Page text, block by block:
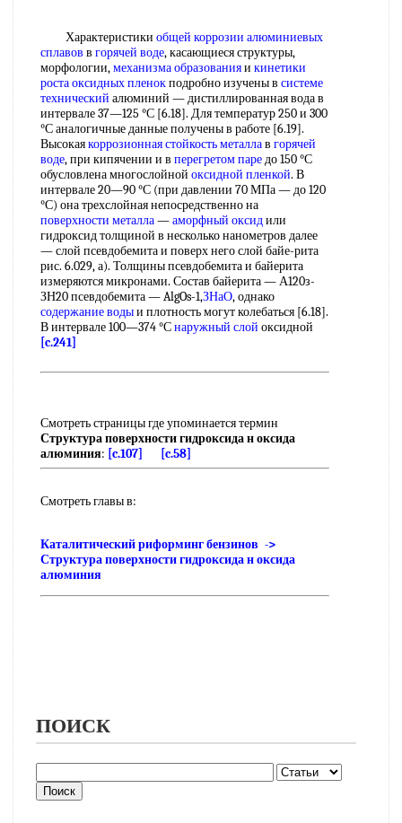
Характеристики общей коррозии алюминиевых
сплавов в горячей воде, касающиеся структуры,
морфологии,механизма образованияи кинетики
ростаоксидных пленокподробно изучены в системе
технический алюминий — дистиллированная вода в
интервале 37—125 °С [6.18]. Для температур 250 и 300
°С аналогичные данные получены в работе [6.19].
Высокаякоррозионная стойкость металлав горячей
воде, при кипячении и в перегретом паредо 150 °С
обусловлена многослойной оксидной пленкой. В
интервале 20—90 °С (при давлении 70 МПа — до 120
°С) она трехслойная непосредственно на
поверхности металла—аморфный оксидили
гидроксид толщиной в несколько нанометров далее
— слой псевдобемита и поверх него слой байе-рита
рис. 6.029, а). Толщины псевдобемита и байерита
измеряются микронами. Состав байерита — А120з-
ЗН20 псевдобемита — AlgOs-1,ЗНаО, однако
содержание водыи плотность могут колебаться [6.18].
В интервале 100—374 °Снаружный слой оксидной
[c.241]
Смотреть страницы где упоминается термин
Структура поверхности гидроксида н оксида
алюминия: [c.107] [c.58]
Смотреть главы в:
Каталитический риформинг бензинов ->
Структура поверхности гидроксида н оксида
алюминия
ПОИСК